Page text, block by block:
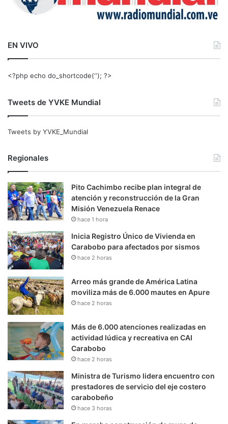
EN VIVO
<?php echo do_shortcode(‘‘); ?>
Tweets de YVKE Mundial
Tweets by YVKE_Mundial
Regionales
Pito Cachimbo recibe plan integral de
atención y reconstrucción de la Gran
Misión Venezuela Renace
hace 1 hora
Inicia Registro Único de Vivienda en
Carabobo para afectados por sismos
hace 2 horas
Arreo más grande de América Latina
moviliza más de 6.000 mautes en Apure
hace 2 horas
Más de 6.000 atenciones realizadas en
actividad lúdica y recreativa en CAI
Carabobo
hace 2 horas
Ministra de Turismo lidera encuentro con
prestadores de servicio del eje costero
carabobeño
hace 3 horas